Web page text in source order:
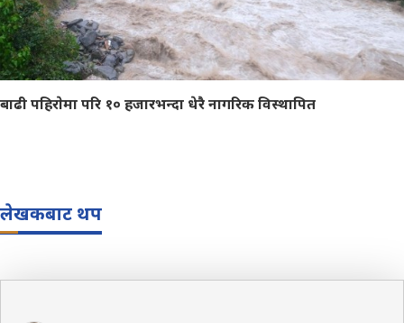
बाढी पहिराेमा परि १० हजारभन्दा धेरै नागरिक विस्थापित
लेखकबाट थप